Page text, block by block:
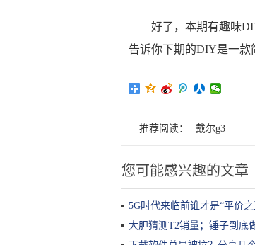
好了，本期有趣味
告诉你下期的DIY是一款
推荐阅读： 戴尔g3
您可能感兴趣的文章
5G时代来临前谁才是“平价
大胆猜测T2销量；锤子到底